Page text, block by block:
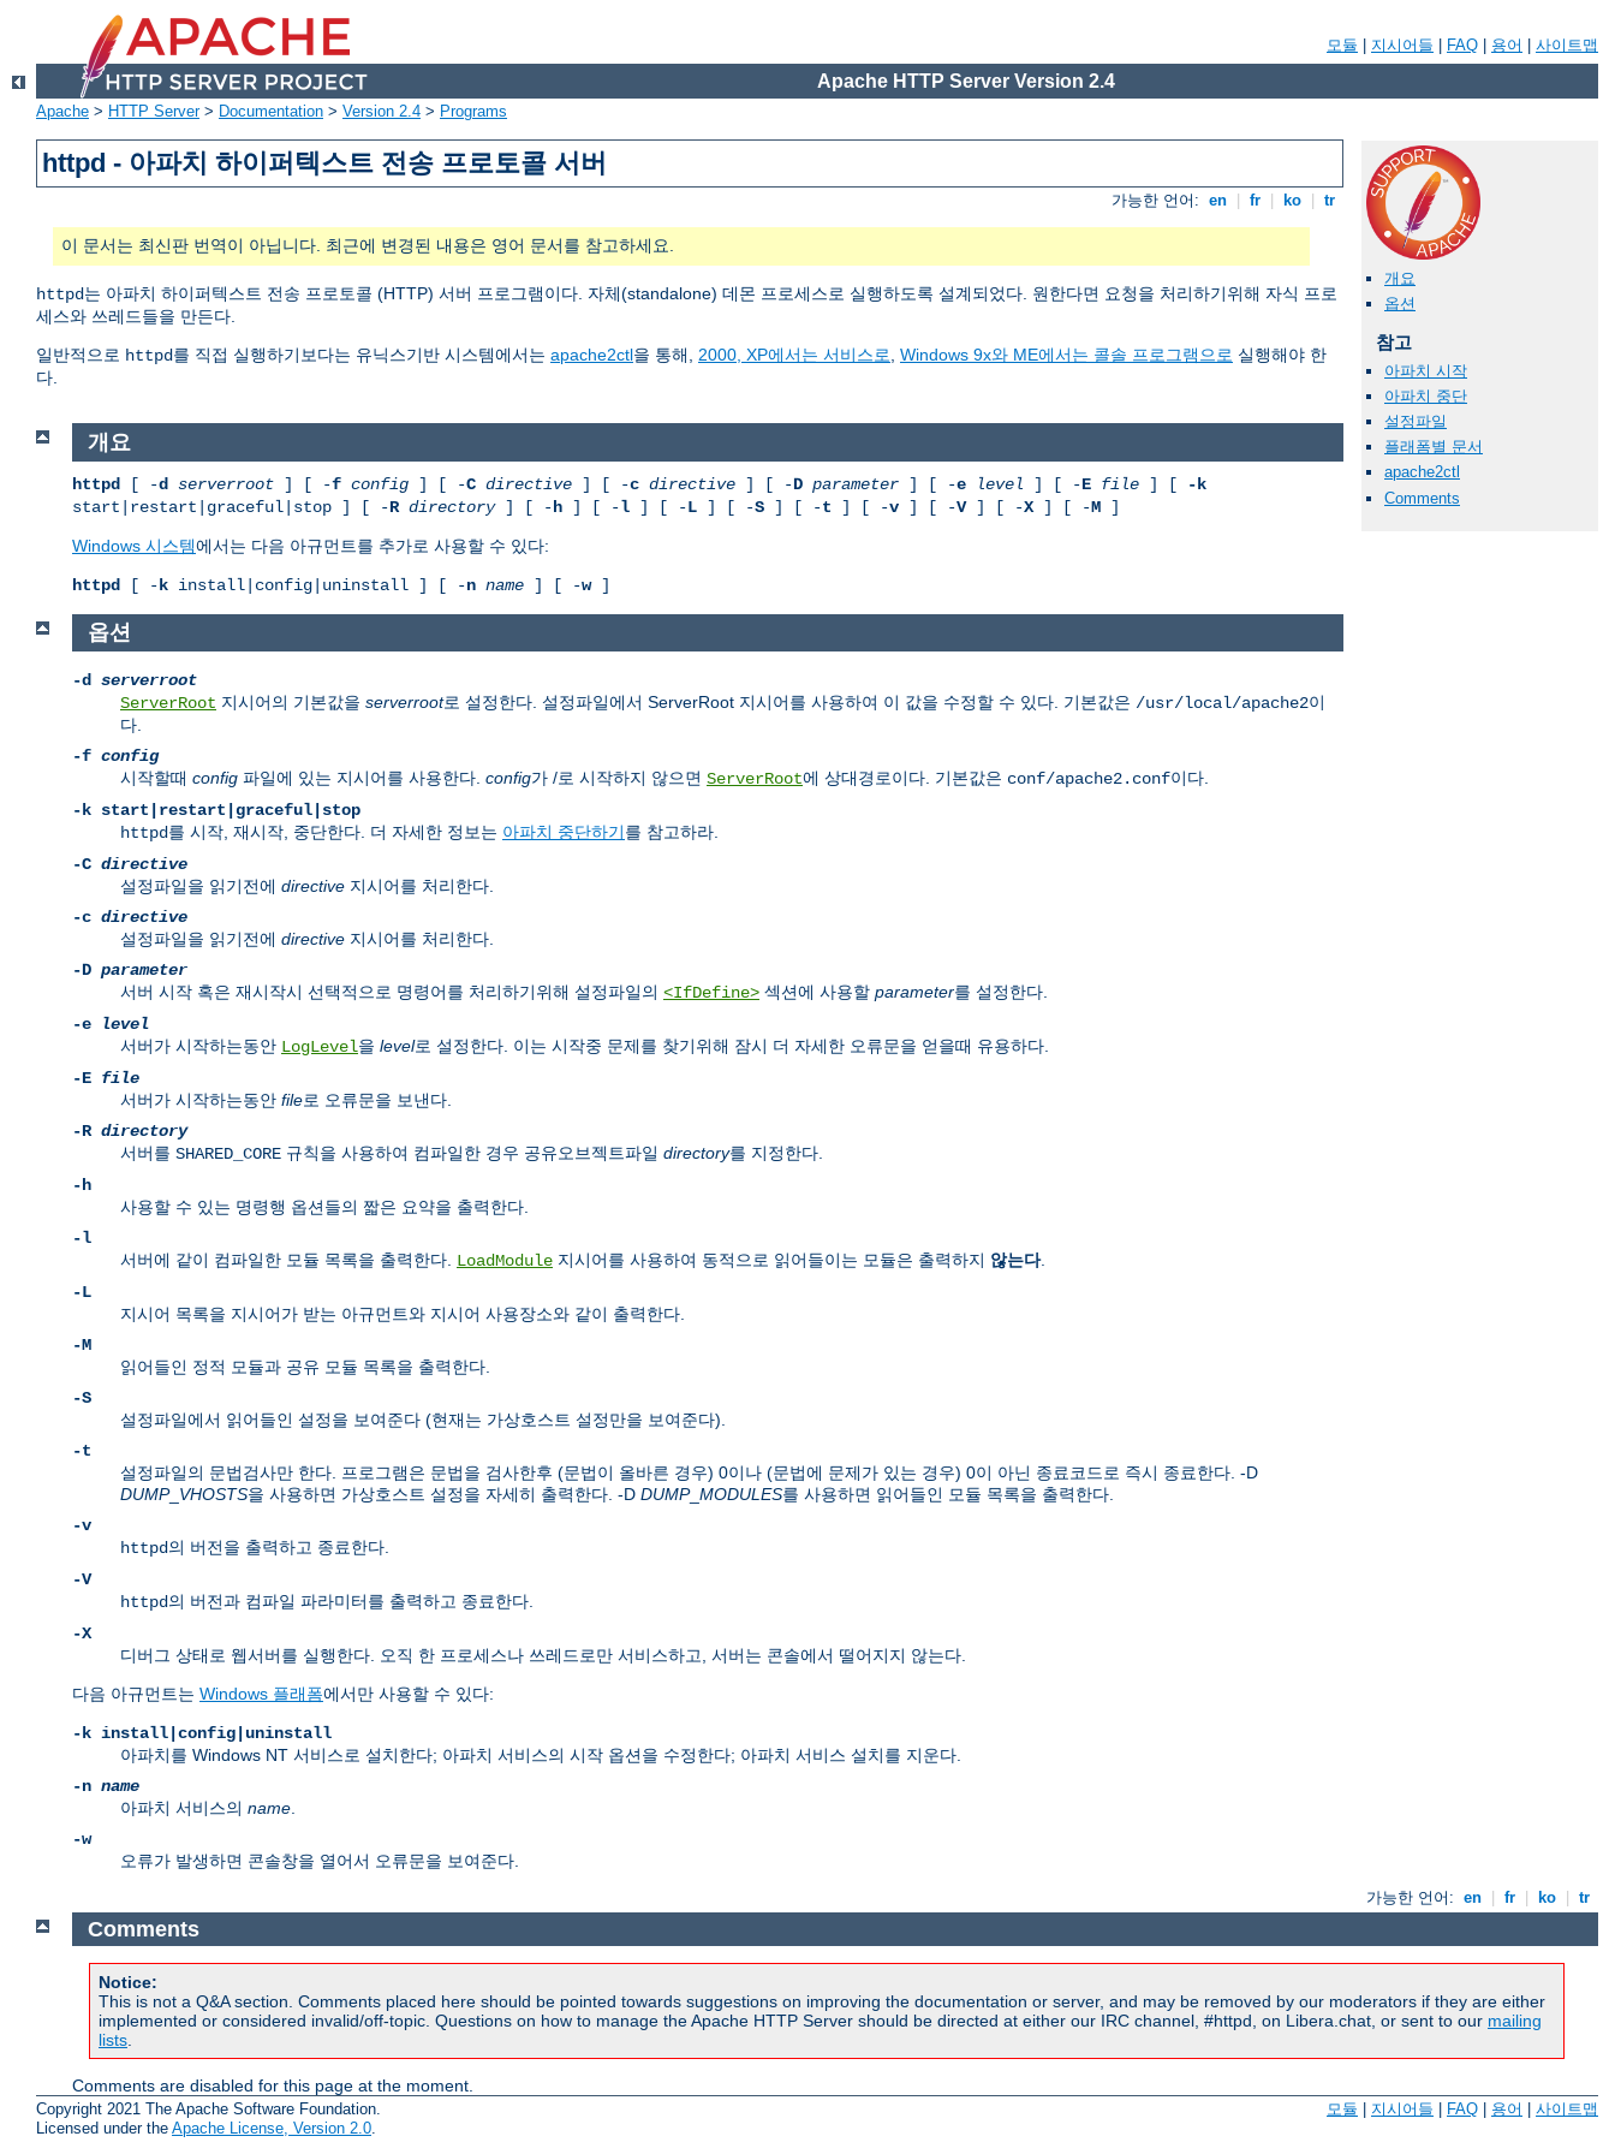
모듈 지시어들 FAQ 용어 사이트맵
Apache HTTP Server Version 2.4
Apache > HTTP Server> Documentation > Version 2.4 > Programs
httpd - 아파치 하이퍼텍스트 전송 프로토콜 서버
가능한 언어: en fr ko tr
이 문서는 최신판 번역이 아닙니다. 최근에 변경된 내용은 영어 문서를 참고하세요.
httpd는 아파치 하이퍼텍스트 전송 프로토콜 (HTTP) 서버 프로그램이다. 자체(standalone) 데몬 프로세스로 실행하도록 설계되었다. 원한다면 요청을 처리하기위해 자식 프로
세스와 쓰레드들을 만든다.
일반적으로 httpd를 직접 실행하기보다는 유닉스기반 시스템에서는 apache2ctl을 통해, 2000, XP에서는 서비스로, Windows 9x와 ME에서는 콜솔 프로그램으로 실행해야 한
다.
개요
옵션
참고
아파치 시작
아파치 중단
설정파일
플래폼별 문서
apache2ctl
Comments
개요
httpd [ -d serverroot ] [ -f config ] [ -C directive ] [ -c directive ] [ -D parameter ] [ -e level ] [ -E file ] [
-k
start|restart|graceful|stop ] [ -R directory] [ -h ] [ -l ] [ -L ] [ -S ] [ -t ] [ -v ] [ -V] [ -X] [ -M ]
Windows 시스템에서는 다음 아규먼트를 추가로 사용할 수 있다:
httpd [ - k install|config|uninstall ] [ -n name ] [ -w]
옵션
-d serverroot
ServerRoot 지시어의 기본값을 serverroot로 설정한다. 설정파일에서 ServerRoot 지시어를 사용하여 이 값을 수정할 수 있다. 기본값은 /usr/local/apache2이
다.
-f config
시작할때 config 파일에 있는 지시어를 사용한다. config가 /로 시작하지 않으면 ServerRoot에 상대경로이다. 기본값은 conf/apache2.conf이다.
-k start|restart|graceful|stop
httpd를 시작, 재시작, 중단한다. 더 자세한 정보는 아파치 중단하기를 참고하라.
-C directive
설정파일을 읽기전에 directive 지시어를 처리한다.
-c directive
설정파일을 읽기전에 directive 지시어를 처리한다.
-D parameter
서버 시작 혹은 재시작시 선택적으로 명령어를 처리하기위해 설정파일의 <IfDefine> 섹션에 사용할 parameter를 설정한다.
-e
level
서버가 시작하는동안 LogLevel을 level로 설정한다. 이는 시작중 문제를 찾기위해 잠시 더 자세한 오류문을 얻을때 유용하다.
-E file
서버가 시작하는동안 file로 오류문을 보낸다.
-R directory
서버를 SHARED_CORE 규칙을 사용하여 컴파일한 경우 공유오브젝트파일 directory를 지정한다.
-h
사용할 수 있는 명령행 옵션들의 짧은 요약을 출력한다.
-l
서버에 같이 컴파일한 모듈 목록을 출력한다. LoadModule 지시어를 사용하여 동적으로 읽어들이는 모듈은 출력하지 않는다.
-L
지시어 목록을 지시어가 받는 아규먼트와 지시어 사용장소와 같이 출력한다.
-M
읽어들인 정적 모듈과 공유 모듈 목록을 출력한다.
-S
설정파일에서 읽어들인 설정을 보여준다 (현재는 가상호스트 설정만을 보여준다).
-t
설정파일의 문법검사만 한다. 프로그램은 문법을 검사한후 (문법이 올바른 경우) 0이나 (문법에 문제가 있는 경우) 0이 아닌 종료코드로 즉시 종료한다. -D
DUMP_ VHOSTS을 사용하면 가상호스트 설정을 자세히 출력한다. -D DUMP_ MODULES를 사용하면 읽어들인 모듈 목록을 출력한다.
-v
httpd의 버전을 출력하고 종료한다.
-V
httpd의 버전과 컴파일 파라미터를 출력하고 종료한다.
-X
디버그 상태로 웹서버를 실행한다. 오직 한 프로세스나 쓰레드로만 서비스하고, 서버는 콘솔에서 떨어지지 않는다.
다음 아규먼트는 Windows 플래폼에서만 사용할 수 있다:
-k install|config|uninstall
아파치를 Windows NT 서비스로 설치한다; 아파치 서비스의 시작 옵션을 수정한다; 아파치 서비스 설치를 지운다.
-n name
아파치 서비스의 name
-w
오류가 발생하면 콘솔창을 열어서 오류문을 보여준다.
가능한 언어: en fr ko tr
Comments
Notice:
This is not a Q&A section. Comments placed here should be pointed towards suggestions on improving the documentation or server, and may be removed by our moderators if they are either
implemented or considered invalid/off-topic. Questions on how to manage the Apache HTTP Server should be directed at either our IRC channel, #httpd, on Libera.chat, or sent to our mailing
lists.
Comments are disabled for this page at the moment.
Copyright 2021 The Apache Software Foundation.
Licensed under the Apache License, Version 2.0
모듈 지시어들 FAQ 용어 사이트맵